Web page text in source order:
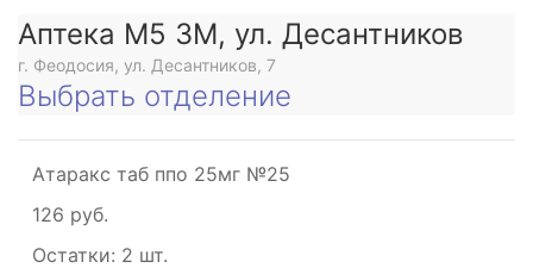
Аптека М5 3М, ул. Десантников
г. Феодосия, ул. Десантников, 7
Выбрать отделение
Атаракс таб ппо 25мг №25
126 руб.
Остатки: 2 шт.